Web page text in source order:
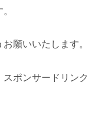
願いいたします。
スポンサードリンク